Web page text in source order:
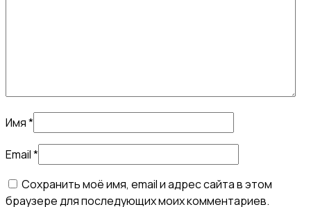
Имя*
Email*
Сохранить моё имя, email и адрес сайта в этом
браузере для последующих моих комментариев.